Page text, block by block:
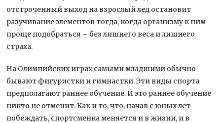
отстроченный выход на взрослый лед остановит
разучивание элементов тогда, когда организму к ним
проще подобраться – без лишнего веса и лишнего
страха.
На Олимпийских играх самыми младшими обычно
бывают фигуристки и гимнастки. Эти виды спорта
предполагают раннее обучение. И это раннее обучение
никто не отменит. Как и то, что, начав с юных лет
побеждать, спортсменка меняется и в жизни, и в